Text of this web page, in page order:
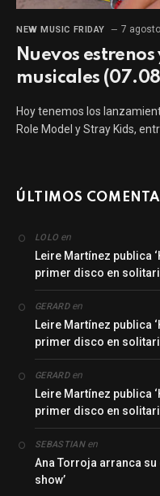
NEW MUSIC FRIDAY 7
Nuevos
musicales
Hoy tenemos los
Role Model y Stray Kids,
ÚLTIMOS
LOLO en
Leire Martínez publica
primer disco en
GERARDen
Leire Martínez publica
primer disco en
GERARDen
Leire Martínez publica
primer disco en
SEBASTIANen
Ana Torroja arranca su
show’